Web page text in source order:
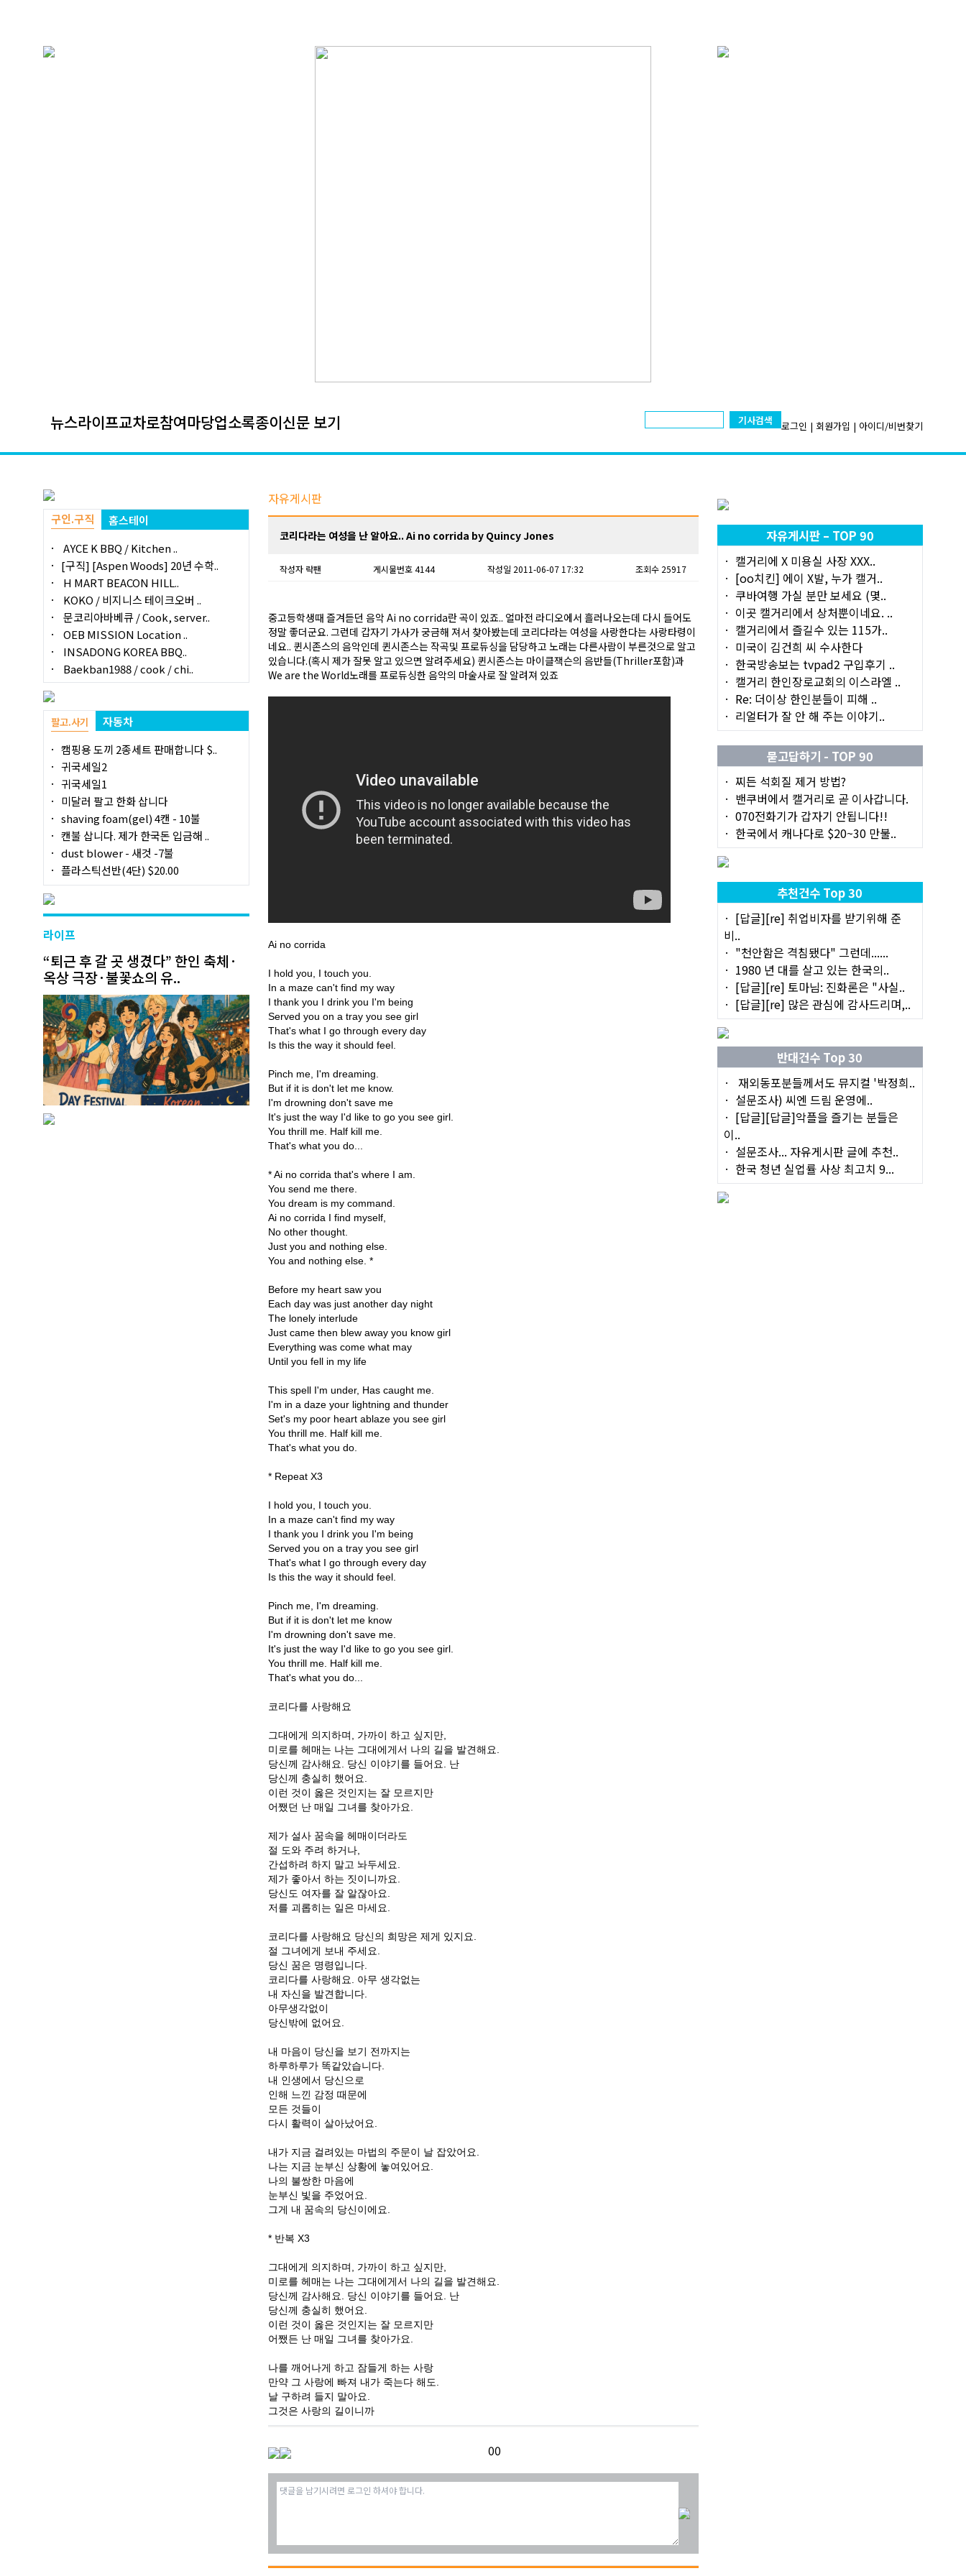
뉴스라이프교차로참여마당업소록종이신문 보기 기사검색 로그인 | 회원가입 | 아이디/비번찾기
구인.구직
홈스테이
AYCE K BBQ / Kitchen ..
[구직] [Aspen Woods] 20년 수학..
H MART BEACON HILL..
KOKO / 비지니스 테이크오버 ..
문코리아바베큐 / Cook, server..
OEB MISSION Location ..
INSADONG KOREA BBQ..
Baekban1988 / cook / chi..
팔고.사기
자동차
캠핑용 도끼 2종세트 판매합니다 $..
귀국세일2
귀국세일1
미달러 팔고 한화 삽니다
shaving foam(gel) 4캔 - 10불
캔불 삽니다. 제가 한국돈 입금해 ..
dust blower - 새것 -7불
플라스틱선반(4단) $20.00
라이프
“퇴근 후 갈 곳 생겼다” 한인 축체·
옥상 극장·불꽃쇼의 유..
자유게시판
코리다라는 여성을 난 알아요.. Ai no corrida by Quincy Jones
작성자 락팬 게시물번호 4144 작성일 2011-06-07 17:32 조회수 25917
중고등학생때 즐겨듣던 음악 Ai no corrida란 곡이 있죠.. 얼마전 라디오에서 흘러나오는데 다시 들어도
정말 좋더군요. 그런데 갑자기 가사가 궁금해 져서 찾아봤는데 코리다라는 여성을 사랑한다는 사랑타령이
네요.. 퀸시존스의 음악인데 퀸시존스는 작곡및 프로듀싱을 담당하고 노래는 다른사람이 부른것으로 알고
있습니다.(혹시 제가 잘못 알고 있으면 알려주세요) 퀸시존스는 마이클잭슨의 음반들(Thriller포함)과
We are the World노래를 프로듀싱한 음악의 마술사로 잘 알려져 있죠
Ai no corrida
I hold you, I touch you.
In a maze can't find my way
I thank you I drink you I'm being
Served you on a tray you see girl
That's what I go through every day
Is this the way it should feel.
Pinch me, I'm dreaming.
But if it is don't let me know.
I'm drowning don't save me
It's just the way I'd like to go you see girl.
You thrill me. Half kill me.
That's what you do...
* Ai no corrida that's where I am.
You send me there.
You dream is my command.
Ai no corrida I find myself,
No other thought.
Just you and nothing else.
You and nothing else. *
Before my heart saw you
Each day was just another day night
The lonely interlude
Just came then blew away you know girl
Everything was come what may
Until you fell in my life
This spell I'm under, Has caught me.
I'm in a daze your lightning and thunder
Set's my poor heart ablaze you see girl
You thrill me. Half kill me.
That's what you do.
* Repeat X3
I hold you, I touch you.
In a maze can't find my way
I thank you I drink you I'm being
Served you on a tray you see girl
That's what I go through every day
Is this the way it should feel.
Pinch me, I'm dreaming.
But if it is don't let me know
I'm drowning don't save me.
It's just the way I'd like to go you see girl.
You thrill me. Half kill me.
That's what you do...
코리다를 사랑해요
그대에게 의지하며, 가까이 하고 싶지만,
미로를 헤매는 나는 그대에게서 나의 길을 발견해요.
당신께 감사해요. 당신 이야기를 들어요. 난
당신께 충실히 했어요.
이런 것이 옳은 것인지는 잘 모르지만
어쨌던 난 매일 그녀를 찾아가요.
제가 설사 꿈속을 헤매이더라도
절 도와 주려 하거나,
간섭하려 하지 말고 놔두세요.
제가 좋아서 하는 짓이니까요.
당신도 여자를 잘 알잖아요.
저를 괴롭히는 일은 마세요.
코리다를 사랑해요 당신의 희망은 제게 있지요.
절 그녀에게 보내 주세요.
당신 꿈은 명령입니다.
코리다를 사랑해요. 아무 생각없는
내 자신을 발견합니다.
아무생각없이
당신밖에 없어요.
내 마음이 당신을 보기 전까지는
하루하루가 똑같았습니다.
내 인생에서 당신으로
인해 느낀 감정 때문에
모든 것들이
다시 활력이 살아났어요.
내가 지금 걸려있는 마법의 주문이 날 잡았어요.
나는 지금 눈부신 상황에 놓여있어요.
나의 불쌍한 마음에
눈부신 빛을 주었어요.
그게 내 꿈속의 당신이에요.
* 반복 X3
그대에게 의지하며, 가까이 하고 싶지만,
미로를 헤매는 나는 그대에게서 나의 길을 발견해요.
당신께 감사해요. 당신 이야기를 들어요. 난
당신께 충실히 했어요.
이런 것이 옳은 것인지는 잘 모르지만
어쨌든 난 매일 그녀를 찾아가요.
나를 깨어나게 하고 잠들게 하는 사랑
만약 그 사랑에 빠져 내가 죽는다 해도.
날 구하려 들지 말아요.
그것은 사랑의 길이니까
00
자유게시판 – TOP 90
캘거리에 X 미용실 사장 XXX..
[oo치킨] 에이 X발, 누가 캘거..
쿠바여행 가실 분만 보세요 (몇..
이곳 캘거리에서 상처뿐이네요. ..
캘거리에서 즐길수 있는 115가..
미국이 김건희 씨 수사한다
한국방송보는 tvpad2 구입후기 ..
캘거리 한인장로교회의 이스라엘 ..
Re: 더이상 한인분들이 피해 ..
리얼터가 잘 안 해 주는 이야기..
묻고답하기 - TOP 90
찌든 석회질 제거 방법?
밴쿠버에서 캘거리로 곧 이사갑니다.
070전화기가 갑자기 안됩니다!!
한국에서 캐나다로 $20~30 만불..
추천건수 Top 30
[답글][re] 취업비자를 받기위해 준
비..
"천안함은 격침됐다" 그런데......
1980 년 대를 살고 있는 한국의..
[답글][re] 토마님: 진화론은 "사실..
[답글][re] 많은 관심에 감사드리며,..
반대건수 Top 30
재외동포분들께서도 뮤지컬 '박정희..
설문조사) 씨엔 드림 운영에..
[답글][답글]악플을 즐기는 분들은
이..
설문조사... 자유게시판 글에 추천..
한국 청년 실업률 사상 최고치 9...